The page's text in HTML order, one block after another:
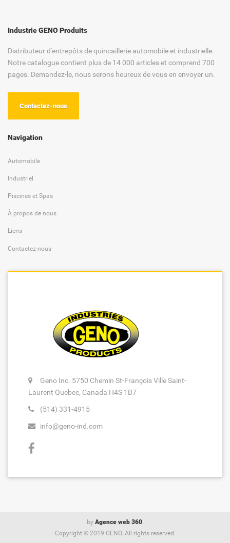
Industrie GENO Produits
Distributeur d'entrepôts de quincaillerie automobile et industrielle.
Notre catalogue contient plus de 14 000 articles et comprend 700
pages. Demandez-le, nous serons heureux de vous en envoyer un.
Contactez-nous
Navigation
Automobile
Industriel
Piscines et Spas
À propos de nous
Liens
Contactez-nous
Geno Inc. 5750 Chemin St-François Ville Saint-
Laurent Quebec, Canada H4S 1B7
(514) 331-4915
info@geno-ind.com
by Agence web 360.
Copyright © 2019 GENO. All rights reserved.